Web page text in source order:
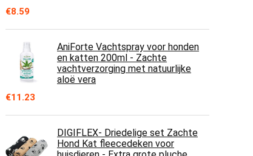
€8.59
AniForte Vachtspray voor honden
en katten 200ml - Zachte
vachtverzorging met natuurlijke
aloë vera
€11.23
DIGIFLEX- Driedelige set Zachte
Hond Kat fleecedeken voor